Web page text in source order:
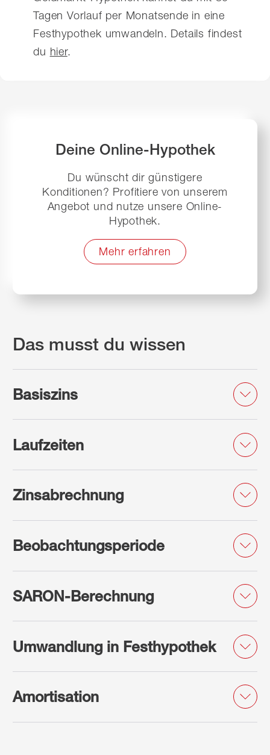
Tagen Vorlauf per Monatsende in eine
Festhypothek umwandeln. Details findest
du hier.
Deine Online-Hypothek
Du wünscht dir günstigere
Konditionen? Profitiere von unserem
Angebot und nutze unsere Online-
Hypothek.
Mehr erfahren
Das musst du wissen
Basiszins
Laufzeiten
Zinsabrechnung
Beobachtungsperiode
SARON-Berechnung
Umwandlung in Festhypothek
Amortisation